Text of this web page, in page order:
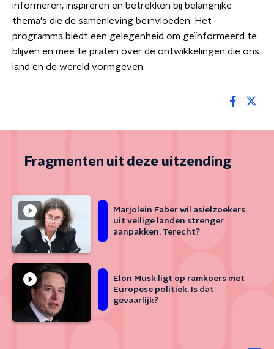
informeren, inspireren en betrekken bij belangrijke
thema's die de samenleving beïnvloeden. Het
programma biedt een gelegenheid om geïnformeerd te
blijven en mee te praten over de ontwikkelingen die ons
land en de wereld vormgeven.
Fragmenten uit deze uitzending
Marjolein Faber wil asielzoekers
uit veilige landen strenger
aanpakken. Terecht?
Elon Musk ligt op ramkoers met
Europese politiek. Is dat
gevaarlijk?